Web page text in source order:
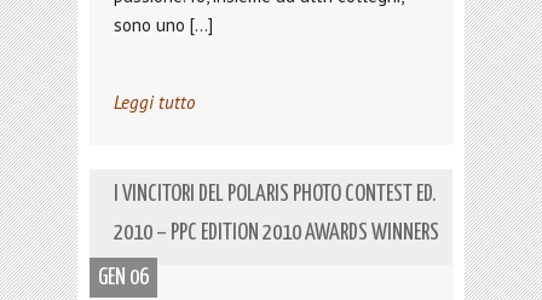
sono uno […]
Leggi tutto
I VINCITORI DEL POLARIS PHOTO CONTEST ED.
2010 – PPC EDITION 2010 AWARDS WINNERS
GEN 06